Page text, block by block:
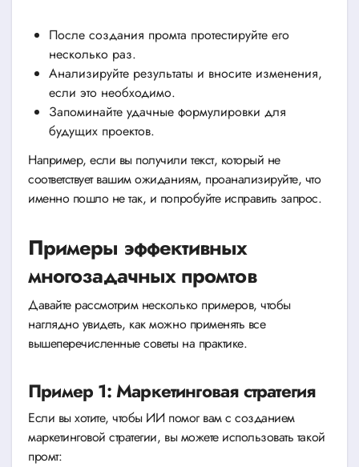
После создания промта протестируйте его
несколько раз.
Анализируйте результаты и вносите изменения,
если это необходимо.
Запоминайте удачные формулировки для
будущих проектов.
Например, если вы получили текст, который не
соответствует вашим ожиданиям, проанализируйте, что
именно пошло не так, и попробуйте исправить запрос.
Примеры эффективных
многозадачных промтов
Давайте рассмотрим несколько примеров, чтобы
наглядно увидеть, как можно применять все
вышеперечисленные советы на практике.
Пример 1: Маркетинговая стратегия
Если вы хотите, чтобы ИИ помог вам с созданием
маркетинговой стратегии, вы можете использовать такой
промт: